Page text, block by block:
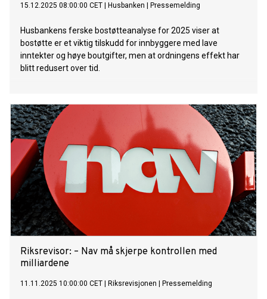
15.12.2025 08:00:00 CET Husbanken Pressemelding
Husbankens ferske bostøtteanalyse for 2025 viser at
bostøtte er et viktig tilskudd for innbyggere med lave
inntekter og høye boutgifter, men at ordningens effekt har
blitt redusert over tid.
Riksrevisor: – Nav må skjerpe kontrollen med
milliardene
11.11.2025 10:00:00 CET Riksrevisjonen Pressemelding